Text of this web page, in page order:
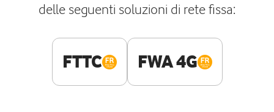
delle seguenti soluzioni di rete fissa:
FTTC FWA 4G